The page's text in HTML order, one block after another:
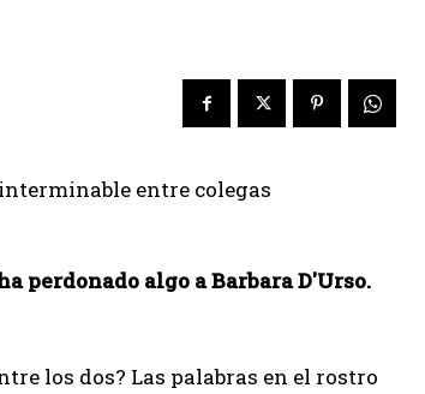
perdonado algo a Barbara D'Urso.
los dos? Las palabras en el rostro